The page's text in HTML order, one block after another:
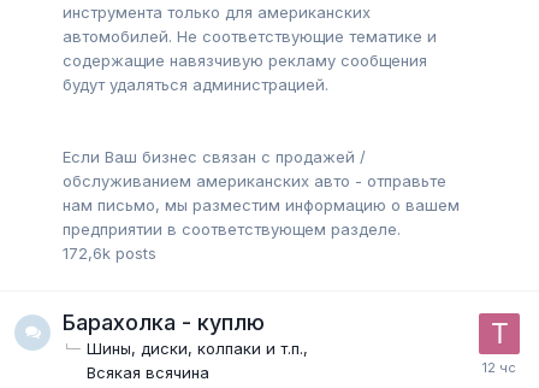
инструмента только для американских
автомобилей. Не соответствующие тематике и
содержащие навязчивую рекламу сообщения
будут удаляться администрацией.
Если Ваш бизнес связан с продажей /
обслуживанием американских авто - отправьте
нам письмо, мы разместим информацию о вашем
предприятии в соответствующем разделе.
172,6k posts
Барахолка - куплю
Шины, диски, колпаки и т.п.
Всякая всячина